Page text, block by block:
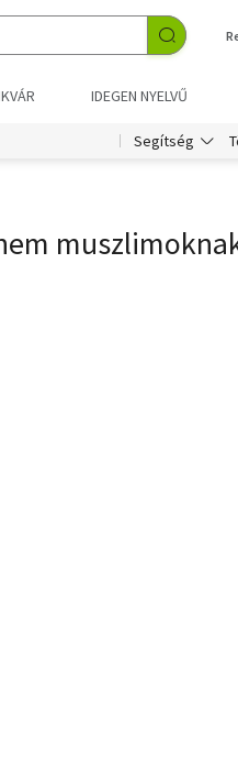
IDEGEN NYELVŰ
Segítség